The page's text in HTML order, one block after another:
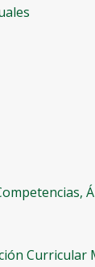
Curricular